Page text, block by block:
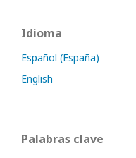
Idioma
Español (España)
English
Palabras clave